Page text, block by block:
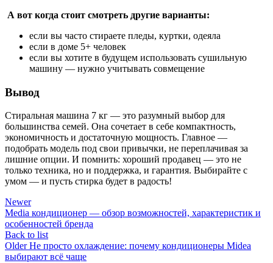
А вот когда стоит смотреть другие варианты:
если вы часто стираете пледы, куртки, одеяла
если в доме 5+ человек
если вы хотите в будущем использовать сушильную
машину — нужно учитывать совмещение
Вывод
Стиральная машина 7 кг — это разумный выбор для
большинства семей. Она сочетает в себе компактность,
экономичность и достаточную мощность. Главное —
подобрать модель под свои привычки, не переплачивая за
лишние опции. И помнить: хороший продавец — это не
только техника, но и поддержка, и гарантия. Выбирайте с
умом — и пусть стирка будет в радость!
Newer
Media кондиционер — обзор возможностей, характеристик и
особенностей бренда
Back to list
Older Не просто охлаждение: почему кондиционеры Midea
выбирают всё чаще